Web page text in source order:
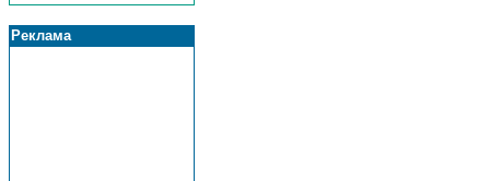
Реклама